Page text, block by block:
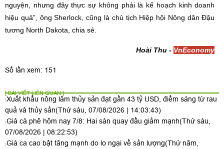
nguyện, nhưng đây thực sự không phải là kế hoạch kinh doanh
hiệu quả”, ông Sherlock, cũng là chủ tịch Hiệp hội Nông dân Đậu
tương North Dakota, chia sẻ.
Hoài Thu - VnEconomy
Số lần xem: 151
[ BÀI VIẾT LIÊN QUAN ]
Xuất khẩu nông lâm thủy sản đạt gần 43 tỷ USD, điểm sáng từ rau
quả và thủy sản(Thứ sáu, 07/08/2026 | 14:03:43)
Giá cà phê hôm nay 7/8: Hai sàn quay đầu giảm mạnh(Thứ sáu,
07/08/2026 | 08:22:53)
Giá ca cao bật tăng mạnh do lo ngại về sản lượng(Thứ năm,